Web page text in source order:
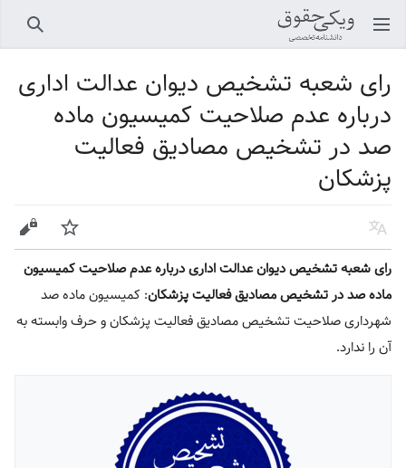
باز کردن منو اصلی جستجو
رای شعبه تشخیص دیوان عدالت اداری
درباره عدم صلاحیت کمیسیون ماده
صد در تشخیص مصادیق فعالیت
پزشکان
زبان پیگیری ویرایش
رای شعبه تشخیص دیوان عدالت اداری درباره عدم صلاحیت کمیسیون
ماده صد در تشخیص مصادیق فعالیت پزشکان: کمیسیون ماده صد
شهرداری صلاحیت تشخیص مصادیق فعالیت پزشکان و حرف وابسته به
آن را ندارد.